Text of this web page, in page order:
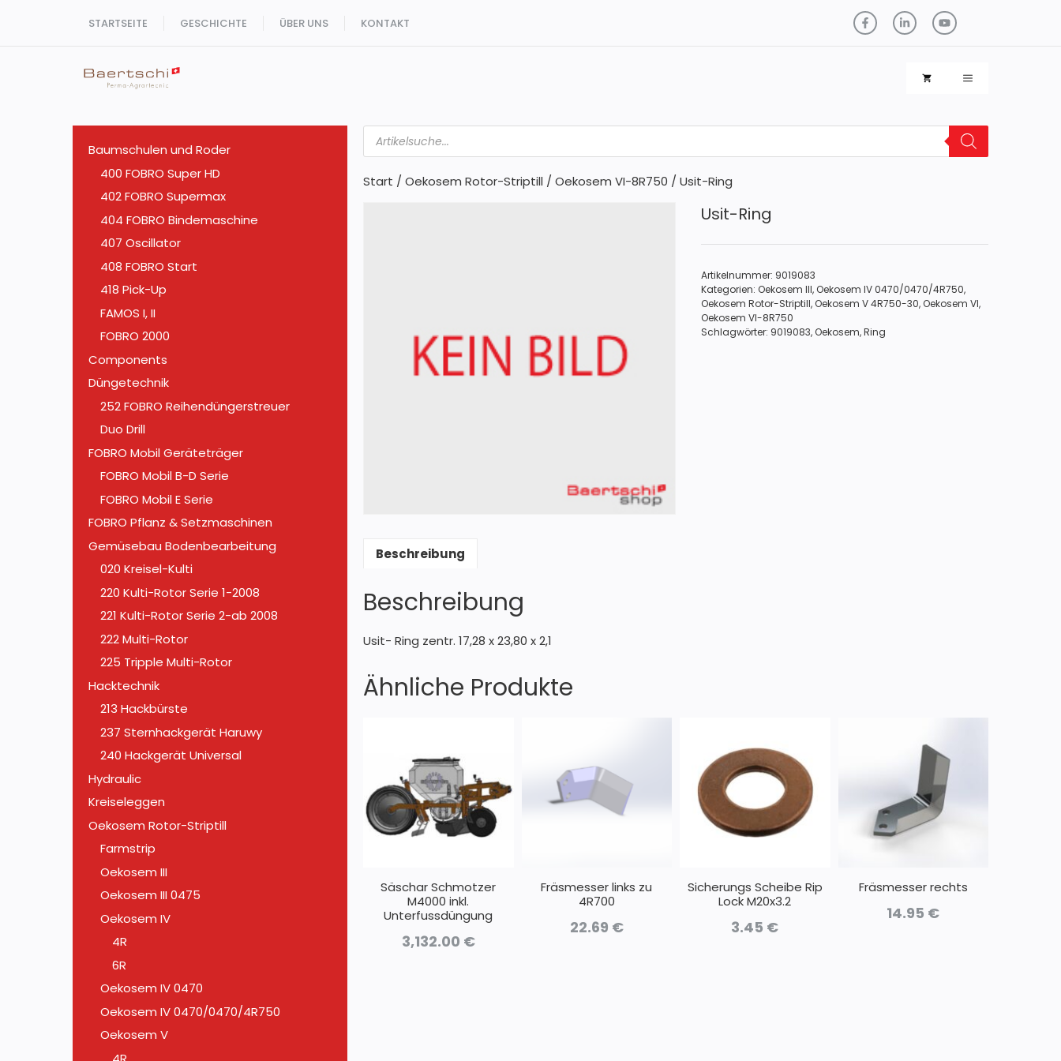
STARTSEITE GESCHICHTE ÜBER UNS KONTAKT
Products
search
Start / Oekosem Rotor-Striptill / Oekosem VI-8R750 / Usit-Ring
Usit-Ring
Artikelnummer: 9019083
Kategorien: Oekosem III, Oekosem IV 0470/0470/4R750,
Oekosem Rotor-Striptill, Oekosem V 4R750-30, Oekosem VI,
Oekosem VI-8R750
Schlagwörter: 9019083, Oekosem,Ring
Beschreibung
Beschreibung
Usit- Ring zentr. 17,28 x 23,80 x 2,1
Ähnliche Produkte
Säschar Schmotzer
M4000 inkl.
Unterfussdüngung
3,132.00 €
Fräsmesser links zu
4R700
22.69 €
Sicherungs Scheibe Rip
Lock M20x3.2
3.45 €
Fräsmesser rechts
14.95 €
Baumschulen und Roder
400 FOBRO Super HD
402 FOBRO Supermax
404 FOBRO Bindemaschine
407 Oscillator
408 FOBRO Start
418 Pick-Up
FAMOS I, II
FOBRO 2000
Components
Düngetechnik
252 FOBRO Reihendüngerstreuer
Duo Drill
FOBRO Mobil Geräteträger
FOBRO Mobil B-D Serie
FOBRO Mobil E Serie
FOBRO Pflanz & Setzmaschinen
Gemüsebau Bodenbearbeitung
020 Kreisel-Kulti
220 Kulti-Rotor Serie 1-2008
221 Kulti-Rotor Serie 2-ab 2008
222 Multi-Rotor
225 Tripple Multi-Rotor
Hacktechnik
213 Hackbürste
237 Sternhackgerät Haruwy
240 Hackgerät Universal
Hydraulic
Kreiseleggen
Oekosem Rotor-Striptill
Farmstrip
Oekosem III
Oekosem III 0475
Oekosem IV
4R
6R
Oekosem IV 0470
Oekosem IV 0470/0470/4R750
Oekosem V